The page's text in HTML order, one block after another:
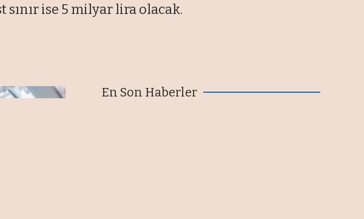
sınır ise 5 milyar lira olacak.
En Son Haberler